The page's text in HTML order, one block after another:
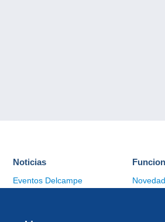
Noticias
Eventos Delcampe